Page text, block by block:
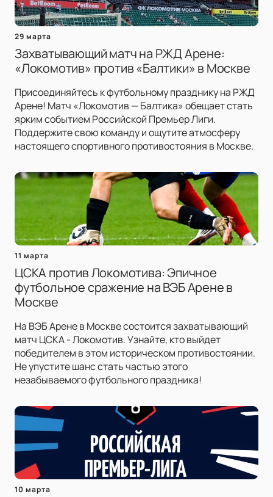
29 марта
Захватывающий матч на РЖД Арене:
«Локомотив» против «Балтики» в Москве
Присоединяйтесь к футбольному празднику на РЖД
Арене! Матч «Локомотив — Балтика» обещает стать
ярким событием Российской Премьер Лиги.
Поддержите свою команду и ощутите атмосферу
настоящего спортивного противостояния в Москве.
11 марта
ЦСКА против Локомотива: Эпичное
футбольное сражение на ВЭБ Арене в
Москве
На ВЭБ Арене в Москве состоится захватывающий
матч ЦСКА - Локомотив. Узнайте, кто выйдет
победителем в этом историческом противостоянии.
Не упустите шанс стать частью этого
незабываемого футбольного праздника!
10 марта